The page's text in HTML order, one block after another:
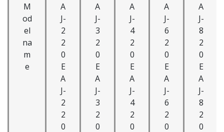
M
od
el
na
m
e
A
J-
2
2
0
E
A
J-
2
2
0
A
J-
3
2
0
E
A
J-
3
2
0
A
J-
4
2
0
E
A
J-
4
2
0
A
J-
6
2
0
E
A
J-
6
2
0
A
J-
8
2
0
E
A
J-
8
2
0